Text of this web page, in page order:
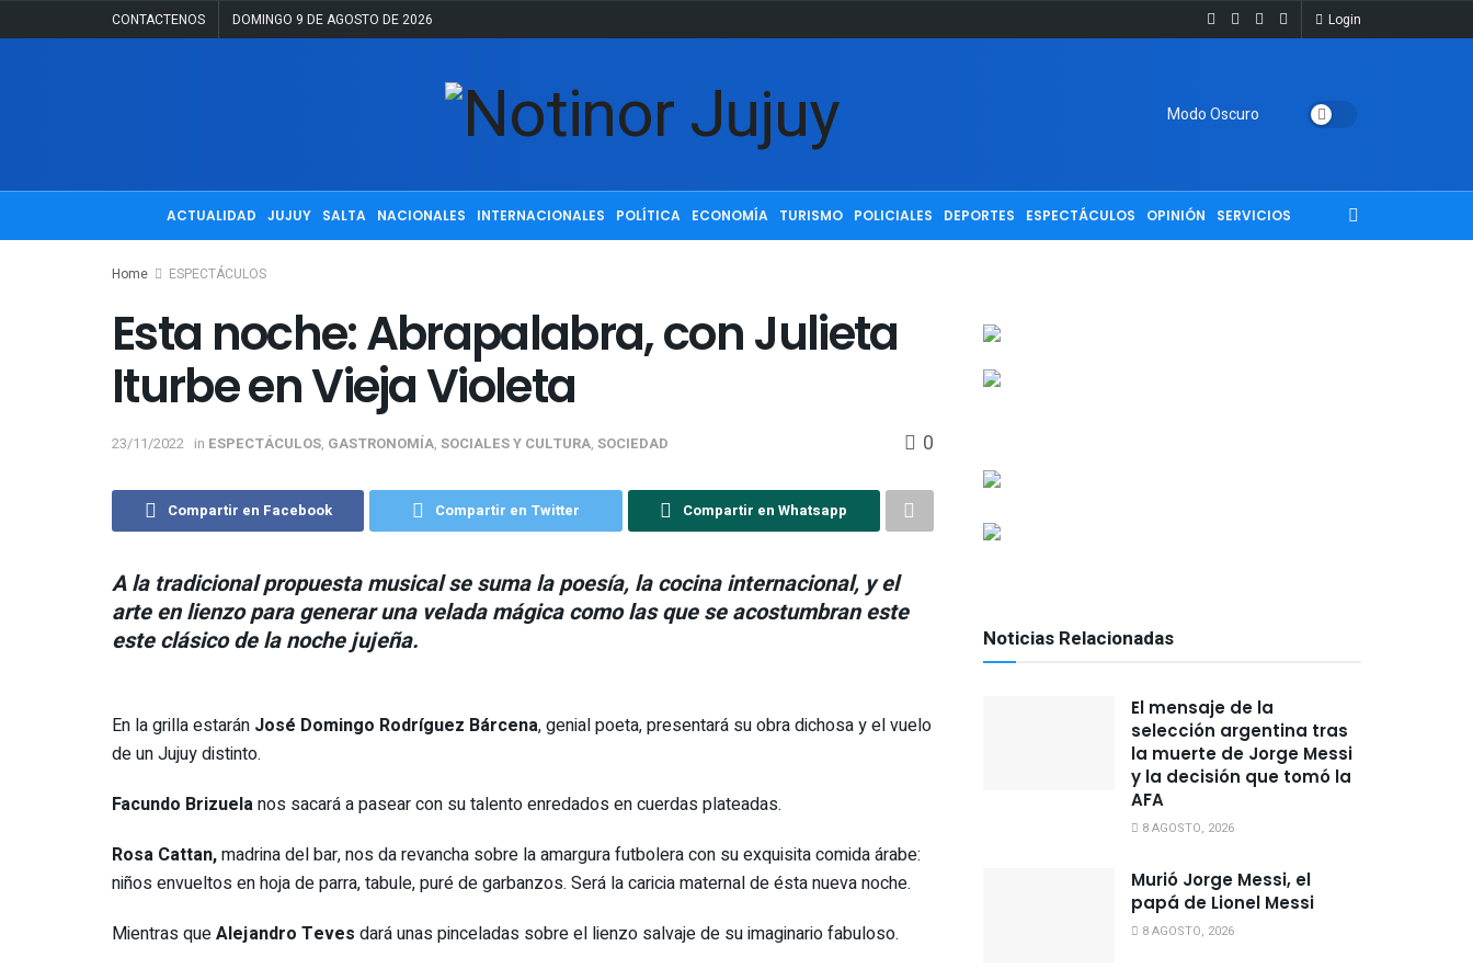
CONTACTENOS DOMINGO 9 DE AGOSTO DE 2026 Login
Modo Oscuro
ACTUALIDAD JUJUY SALTA NACIONALES INTERNACIONALES POLÍTICA ECONOMÍA TURISMO POLICIALES DEPORTES ESPECTÁCULOS OPINIÓN SERVICIOS
Home ESPECTÁCULOS
Esta noche: Abrapalabra, con Julieta
Iturbe en Vieja Violeta
23/11/2022 in ESPECTÁCULOS, GASTRONOMÍA, SOCIALES Y CULTURA, SOCIEDAD 0
Compartir en Facebook Compartir en Twitter Compartir en Whatsapp
A la tradicional propuesta musical se suma la poesía, la cocina internacional, y el
arte en lienzo para generar una velada mágica como las que se acostumbran este
este clásico de la noche jujeña.
En la grilla estarán José Domingo Rodríguez Bárcena, genial poeta, presentará su obra dichosa y el vuelo
de un Jujuy distinto.
Facundo Brizuelanos sacará a pasear con su talento enredados en cuerdas plateadas.
Rosa Cattan,madrina del bar, nos da revancha sobre la amargura futbolera con su exquisita comida árabe:
niños envueltos en hoja de parra, tabule, puré de garbanzos. Será la caricia maternal de ésta nueva noche.
Mientras queAlejandro Teves dará unas pinceladas sobre el lienzo salvaje de su imaginario fabuloso.
Noticias Relacionadas
El mensaje de la
selección argentina tras
la muerte de Jorge Messi
y la decisión que tomó la
AFA
8 AGOSTO, 2026
Murió Jorge Messi, el
papá de Lionel Messi
8 AGOSTO, 2026